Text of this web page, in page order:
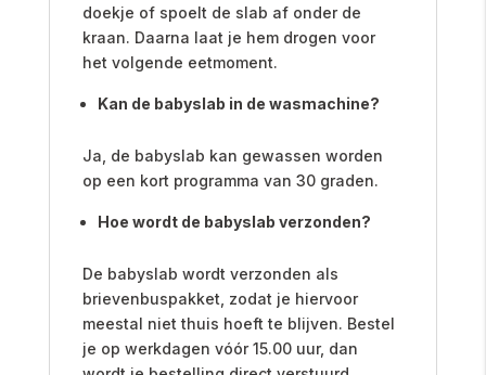
doekje of spoelt de slab af onder de
kraan. Daarna laat je hem drogen voor
het volgende eetmoment.
Kan de babyslab in de wasmachine?
Ja, de babyslab kan gewassen worden
op een kort programma van 30 graden.
Hoe wordt de babyslab verzonden?
De babyslab wordt verzonden als
brievenbuspakket, zodat je hiervoor
meestal niet thuis hoeft te blijven. Bestel
je op werkdagen vóór 15.00 uur, dan